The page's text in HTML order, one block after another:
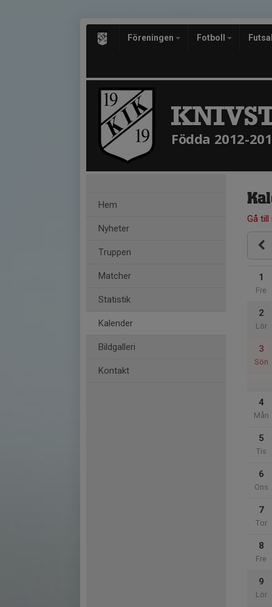
Föreningen Fotboll
Födda 2012-
Hem
Nyheter
Truppen
Matcher
Statistik
Kalender
Bildgalleri
Kontakt
Gå till
1
Fre
2
Lör
3
Sön
4
Mån
5
Tis
6
Ons
7
Tor
8
Fre
9
Lör